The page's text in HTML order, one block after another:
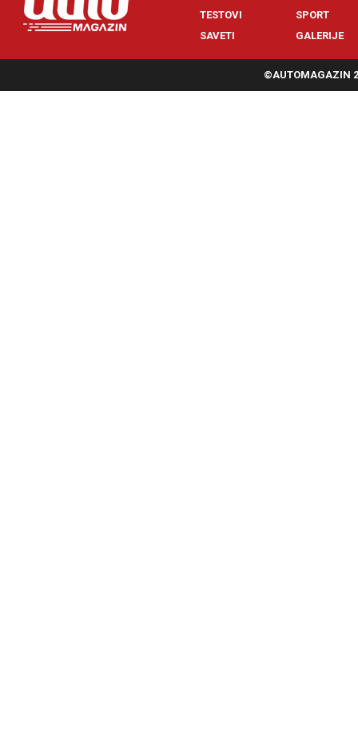
TESTOVI
SAVETI
SPORT
GALERIJE
©AUTOMAGAZIN